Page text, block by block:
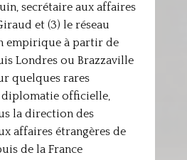
secrétaire aux affaires
et (3) le réseau
empirique à partir de
Londres ou Brazzaville
quelques rares
diplomatie officielle,
la direction des
affaires étrangères de
de la France